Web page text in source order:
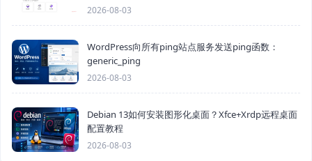
2026-08-03
WordPress向所有ping站点服务发送ping函数：
generic_ping
2026-08-03
Debian 13如何安装图形化桌面？Xfce+Xrdp远程桌面
配置教程
2026-08-03